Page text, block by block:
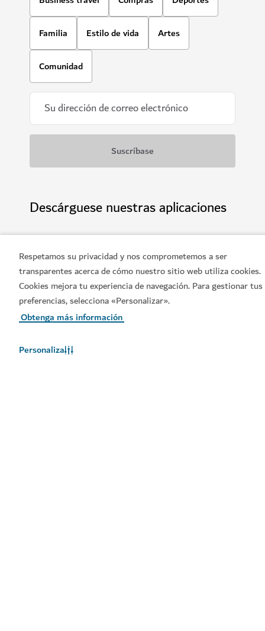
Respetamos su privacidad y nos comprometemos a ser
transparentes acerca de cómo nuestro sitio web utiliza cookies.
Cookies mejora tu experiencia de navegación. Para gestionar tus
preferencias, selecciona «Personalizar».
Obtenga más información
Personaliza
Familia Estilo de vida Artes
Comunidad
Descárguese nuestras aplicaciones
Consiga la aplicación Visit
Dubai
Consiga la aplicación
Dubai Calendar de Visit
Dubai